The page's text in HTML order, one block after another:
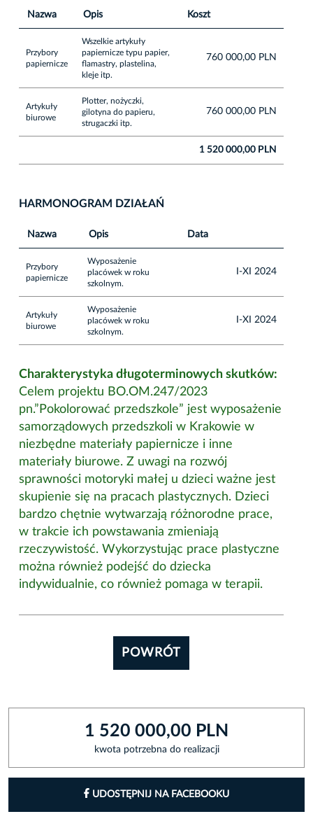
Nazwa Opis Koszt
Przybory
papiernicze
Wszelkie artykuły
papiernicze typu papier,
flamastry, plastelina,
kleje itp.
760 000,00 PLN
Artykuły
biurowe
Plotter, nożyczki,
gilotyna do papieru,
strugaczki itp.
760 000,00 PLN
1 520 000,00 PLN
HARMONOGRAM DZIAŁAŃ
Nazwa Opis Data
Przybory
papiernicze
Wyposażenie
placówek w roku
szkolnym.
I-XI 2024
Artykuły
biurowe
Wyposażenie
placówek w roku
szkolnym.
I-XI 2024
Charakterystyka długoterminowych skutków:
Celem projektu BO.OM.247/2023
pn.”Pokolorować przedszkole” jest wyposażenie
samorządowych przedszkoli w Krakowie w
niezbędne materiały papiernicze i inne
materiały biurowe. Z uwagi na rozwój
sprawności motoryki małej u dzieci ważne jest
skupienie się na pracach plastycznych. Dzieci
bardzo chętnie wytwarzają różnorodne prace,
w trakcie ich powstawania zmieniają
rzeczywistość. Wykorzystując prace plastyczne
można również podejść do dziecka
indywidualnie, co również pomaga w terapii.
POWRÓT
1 520 000,00 PLN
kwota potrzebna do realizacji
UDOSTĘPNIJ NA FACEBOOKU